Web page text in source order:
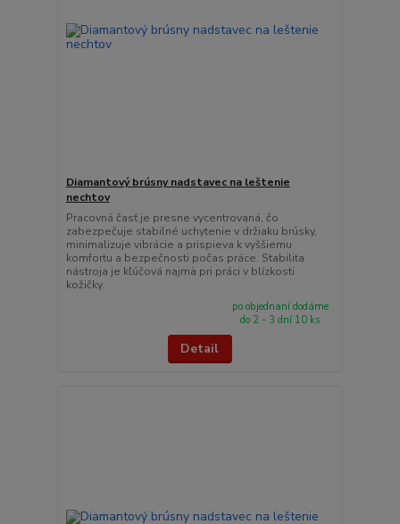
Diamantový brúsny nadstavec na leštenie
nechtov
Pracovná časť je presne vycentrovaná, čo
zabezpečuje stabilné uchytenie v držiaku brúsky,
minimalizuje vibrácie a prispieva k vyššiemu
komfortu a bezpečnosti počas práce. Stabilita
nástroja je kľúčová najmä pri práci v blízkosti
kožičky.
po objednaní dodáme
do 2 - 3 dní 10 ks
Detail